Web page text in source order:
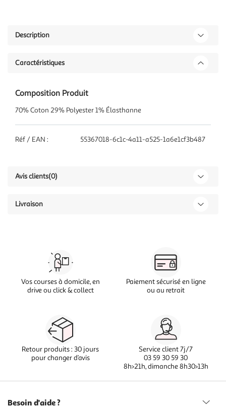
Description
Caractéristiques
Composition Produit
70% Coton 29% Polyester 1% Élasthanne
Réf / EAN : 55367018-6c1c-4a11-a525-1a6e1cf3b487
Avis clients(0)
Livraison
Vos courses à domicile, en
drive ou click & collect
Paiement sécurisé en ligne
ou au retrait
Retour produits : 30 jours
pour changer d’avis
Service client 7j/7
03 59 30 59 30
8h>21h, dimanche 8h30>13h
Besoin d'aide ?